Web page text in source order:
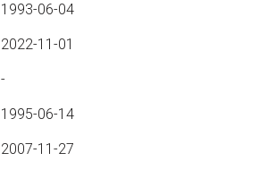
1993-06-04
2022-11-01
-
1995-06-14
2007-11-27